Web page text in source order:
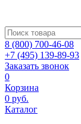
8 (800) 700-46-08
+7 (495) 139-89-93
Заказать звонок
0
Корзина
0 руб.
Каталог